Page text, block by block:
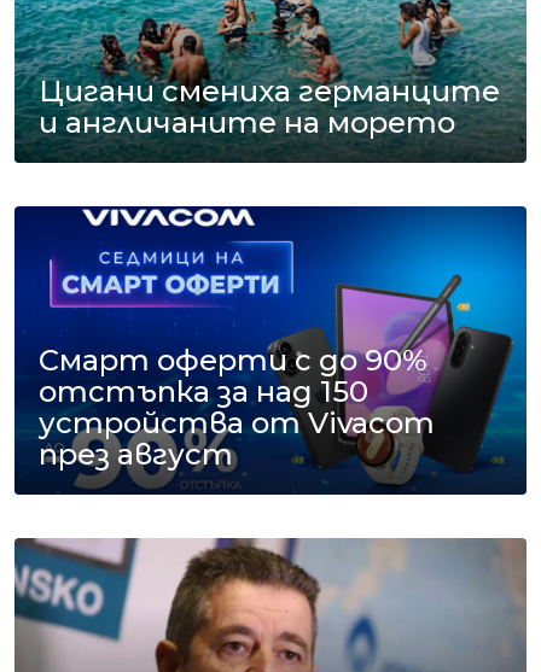
Цигани смениха германците
и англичаните на морето
Смарт оферти с до 90%
отстъпка за над 150
устройства от Vivacom
през август